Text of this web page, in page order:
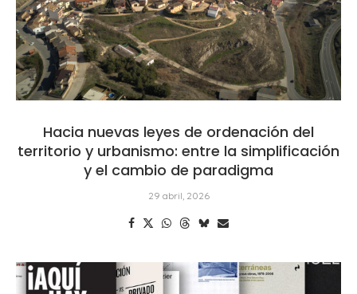
Hacia nuevas leyes de ordenación del
territorio y urbanismo: entre la simplificación
y el cambio de paradigma
29 abril, 2026